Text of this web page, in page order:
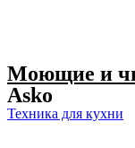
Моющие и
Asko
Техника для кухни